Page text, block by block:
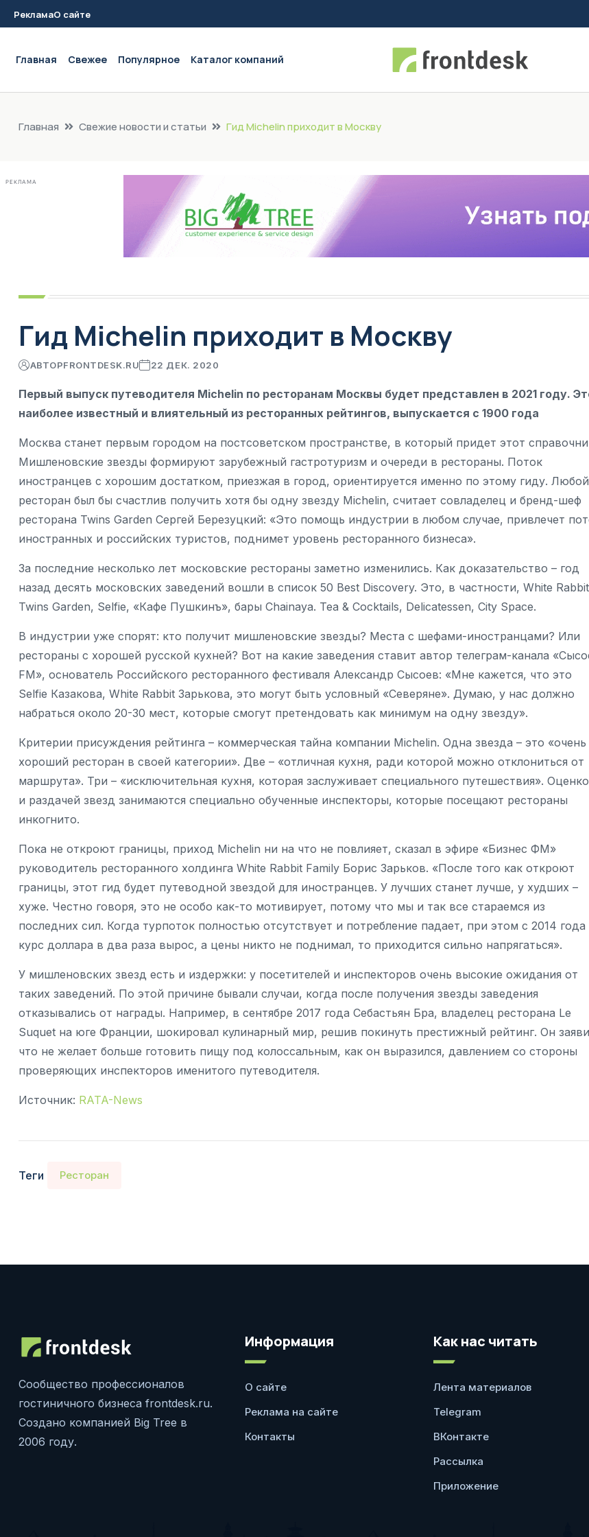
РекламаО сайте
Главная Свежее Популярное Каталог компаний
Главная Свежие новости и статьи Гид Michelin приходит в Москву
РЕКЛАМА
Гид Michelin приходит в Москву
АВТОРFRONTDESK.RU 22 ДЕК. 2020
Первый выпуск путеводителя Michelin по ресторанам Москвы будет представлен в 2021 году.
наиболее известный и влиятельный из ресторанных рейтингов, выпускается с 1900 года
Москва станет первым городом на постсоветском пространстве, в который придет этот
Мишленовские звезды формируют зарубежный гастротуризм и очереди в рестораны. Поток
иностранцев с хорошим достатком, приезжая в город, ориентируется именно по этому гиду. Любой
ресторан был бы счастлив получить хотя бы одну звезду Michelin, считает совладелец и бренд-шеф
ресторана Twins Garden Сергей Березуцкий: «Это помощь индустрии в любом случае, привлечет
иностранных и российских туристов, поднимет уровень ресторанного бизнеса».
За последние несколько лет московские рестораны заметно изменились. Как доказательство – год
назад десять московских заведений вошли в список 50 Best Discovery. Это, в частности, White
Twins Garden, Selfie, «Кафе Пушкинъ», бары Chainaya. Tea & Сocktails, Delicatessen, City Space.
В индустрии уже спорят: кто получит мишленовские звезды? Места с шефами-иностранцами? Или
рестораны с хорошей русской кухней? Вот на какие заведения ставит автор телеграм-канала
FM», основатель Российского ресторанного фестиваля Александр Сысоев: «Мне кажется, что это
Selfie Казакова, White Rabbit Зарькова, это могут быть условный «Северяне». Думаю, у нас должно
набраться около 20-30 мест, которые смогут претендовать как минимум на одну звезду».
Критерии присуждения рейтинга – коммерческая тайна компании Michelin. Одна звезда – это «очень
хороший ресторан в своей категории». Две – «отличная кухня, ради которой можно отклониться от
маршрута». Три – «исключительная кухня, которая заслуживает специального путешествия».
и раздачей звезд занимаются специально обученные инспекторы, которые посещают рестораны
инкогнито.
Пока не откроют границы, приход Michelin ни на что не повлияет, сказал в эфире «Бизнес ФМ»
руководитель ресторанного холдинга White Rabbit Family Борис Зарьков. «После того как откроют
границы, этот гид будет путеводной звездой для иностранцев. У лучших станет лучше, у худших –
хуже. Честно говоря, это не особо как-то мотивирует, потому что мы и так все стараемся из
последних сил. Когда турпоток полностью отсутствует и потребление падает, при этом с 2014 года
курс доллара в два раза вырос, а цены никто не поднимал, то приходится сильно напрягаться».
У мишленовских звезд есть и издержки: у посетителей и инспекторов очень высокие ожидания от
таких заведений. По этой причине бывали случаи, когда после получения звезды заведения
отказывались от награды. Например, в сентябре 2017 года Себастьян Бра, владелец ресторана Le
Suquet на юге Франции, шокировал кулинарный мир, решив покинуть престижный рейтинг. Он
что не желает больше готовить пищу под колоссальным, как он выразился, давлением со стороны
проверяющих инспекторов именитого путеводителя.
Источник: RATA-News
Теги Ресторан
Сообщество профессионалов
гостиничного бизнеса frontdesk.ru.
Создано компанией Big Tree в
2006 году.
Информация
О сайте
Реклама на сайте
Контакты
Как нас читать
Лента материалов
Telegram
ВКонтакте
Рассылка
Приложение